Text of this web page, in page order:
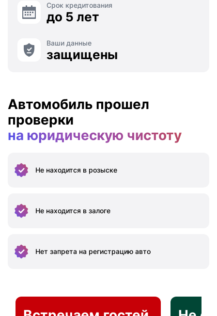
Срок кредитования
до 5 лет
Ваши данные
защищены
Автомобиль прошел
проверки
на юридическую чистоту
Не находится в розыске
Не находится в залоге
Нет запрета на регистрацию авто